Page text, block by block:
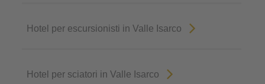
Hotel per escursionisti in Valle Isarco
Hotel per sciatori in Valle Isarco